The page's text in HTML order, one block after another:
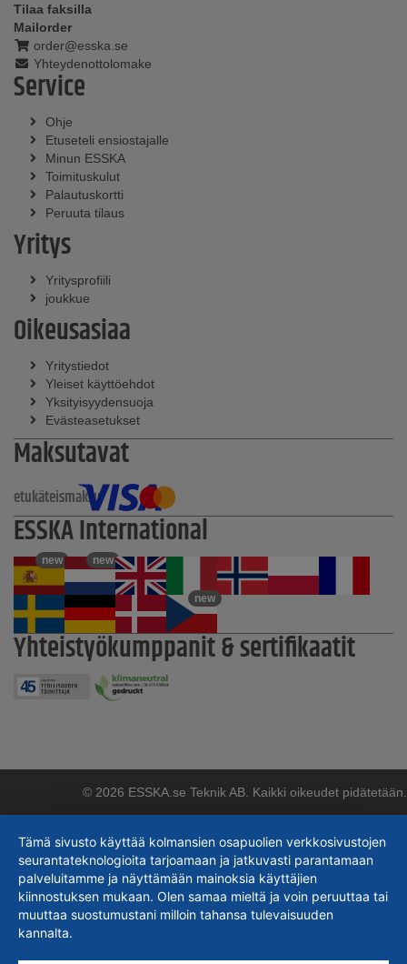
Tilaa faksilla
Mailorder
order@esska.se
Yhteydenottolomake
Service
Ohje
Etuseteli ensiostajalle
Minun ESSKA
Toimituskulut
Palautuskortti
Peruuta tilaus
Yritys
Yritysprofiili
joukkue
Oikeusasiaa
Yritystiedot
Yleiset käyttöehdot
Yksityisyydensuoja
Evästeasetukset
Maksutavat
etukäteismaksu
ESSKA International
new new
new
Yhteistyökumppanit & sertifikaatit
© 2026 ESSKA.se Teknik AB. Kaikki oikeudet pidätetään.
Tämä sivusto käyttää kolmansien osapuolien verkkosivustojen
seurantateknologioita tarjoamaan ja jatkuvasti parantamaan
palveluitamme ja näyttämään mainoksia käyttäjien
kiinnostuksen mukaan. Olen samaa mieltä ja voin peruuttaa tai
muuttaa suostumustani milloin tahansa tulevaisuuden
kannalta.